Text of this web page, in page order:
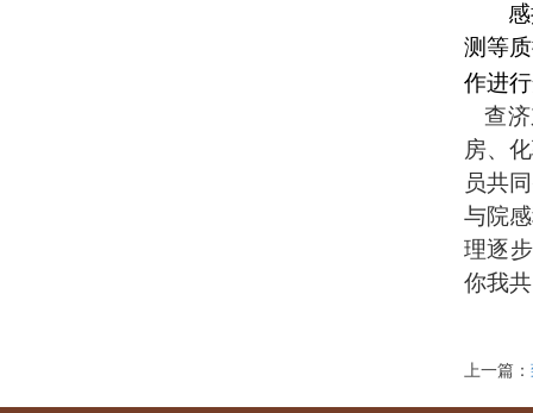
测等
作进
查济
房、
员共
与院
理逐
你我
上一篇：